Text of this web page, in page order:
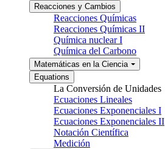
Reacciones y Cambios
Reacciones Químicas
Reacciones Químicas II
Química nuclear I
Química del Carbono
Matemáticas en la Ciencia
Equations
La Conversión de Unidades
Ecuaciones Lineales
Ecuaciones Exponenciales I
Ecuaciones Exponenciales II
Notación Científica
Medición